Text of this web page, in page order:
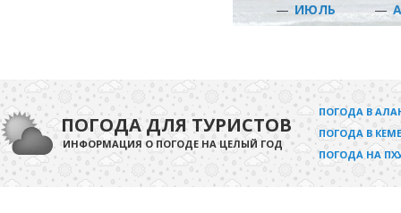
— ИЮЛЬ —
ПОГОДА ДЛЯ ТУРИСТОВ
ИНФОРМАЦИЯ О ПОГОДЕ НА ЦЕЛЫЙ ГОД
ПОГОДА В
ПОГОДА В
ПОГОДА НА